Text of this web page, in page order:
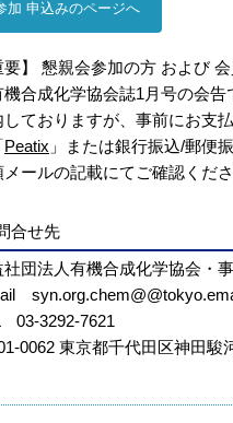
加 申込みのページへ
要】 懇親会参加の方 および
合成化学協会誌1月号の会告
しておりますが、事前にお支
Peatix 」または銀行振込/郵便
ールの記載にてご確認くださ
合せ先
社団法人有機合成化学協会・
syn.org.chem
03-3292-7621
0062 東京都千代田区神田駿